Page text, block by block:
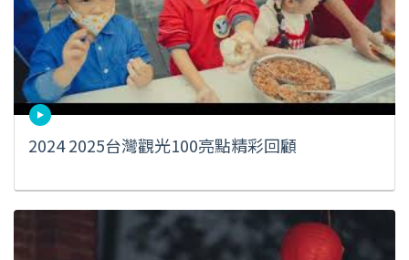
2024 2025台灣觀光100亮點精彩回顧